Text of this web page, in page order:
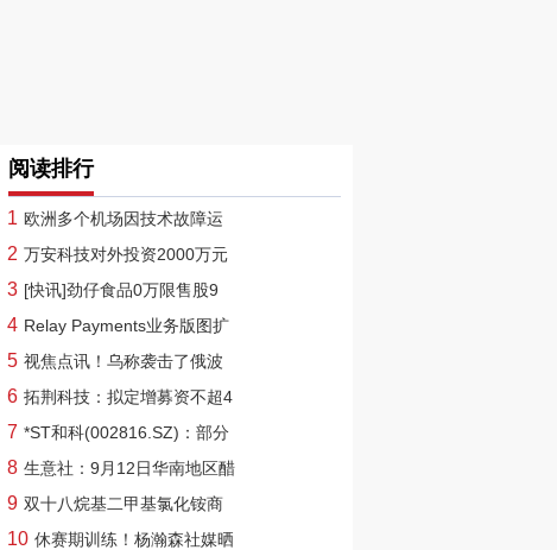
阅读排行
1 欧洲多个机场因技术故障运
2 万安科技对外投资2000万元
3 [快讯]劲仔食品0万限售股9
4 Relay Payments业务版图扩
5 视焦点讯！乌称袭击了俄波
6 拓荆科技：拟定增募资不超4
7 *ST和科(002816.SZ)：部分
8 生意社：9月12日华南地区醋
9 双十八烷基二甲基氯化铵商
10 休赛期训练！杨瀚森社媒晒